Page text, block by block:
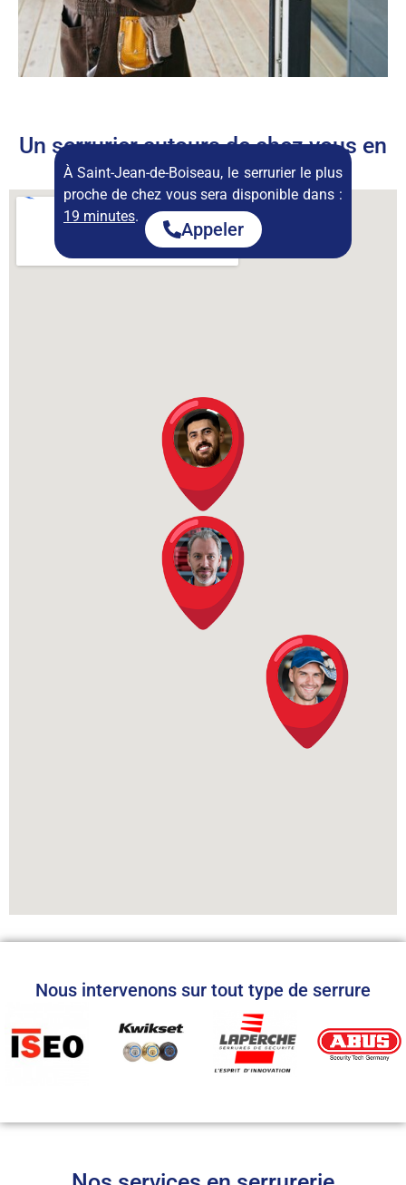
Un serrurier autours de chez vous en
permanence
À Saint-Jean-de-Boiseau, le serrurier le plus
proche de chez vous sera disponible dans :
19 minutes.
Appeler
Nous intervenons sur tout type de serrure